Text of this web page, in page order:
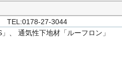
TEL:0178-27-3044
、 通気性下地材「ルーフロン」